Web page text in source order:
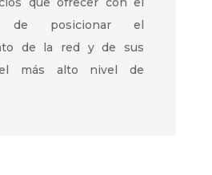
posicionar el
de la red y de sus
más alto nivel de